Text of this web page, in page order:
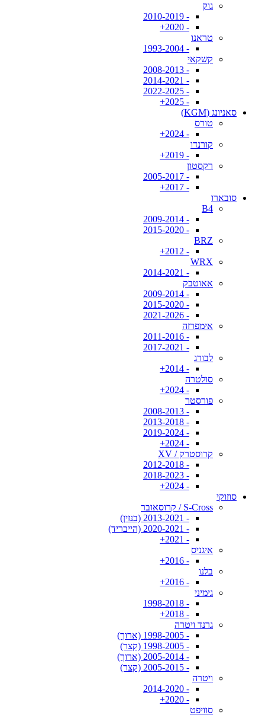
גוק
- 2010-2019
- 2020+
טראנו
- 1993-2004
קשקאי
- 2008-2013
- 2014-2021
- 2022-2025
- 2025+
סאניונג (KGM)
טורס
- 2024+
קורנדו
- 2019+
רקסטון
- 2005-2017
- 2017+
סובארו
B4
- 2009-2014
- 2015-2020
BRZ
- 2012+
WRX
- 2014-2021
אאוטבק
- 2009-2014
- 2015-2020
- 2021-2026
אימפרזה
- 2011-2016
- 2017-2021
לבורג
- 2014+
סולטרה
- 2024+
פורסטר
- 2008-2013
- 2013-2018
- 2019-2024
- 2024+
קרוסטרק / XV
- 2012-2018
- 2018-2023
- 2024+
סוזוקי
S-Cross / קרוסאובר
- 2013-2021 (בנזין)
- 2020-2021 (הייבריד)
- 2021+
איגניס
- 2016+
בלנו
- 2016+
גימיני
- 1998-2018
- 2018+
גרנד ויטרה
- 1998-2005 (ארוך)
- 1998-2005 (קצר)
- 2005-2014 (ארוך)
- 2005-2015 (קצר)
ויטרה
- 2014-2020
- 2020+
סוויפט